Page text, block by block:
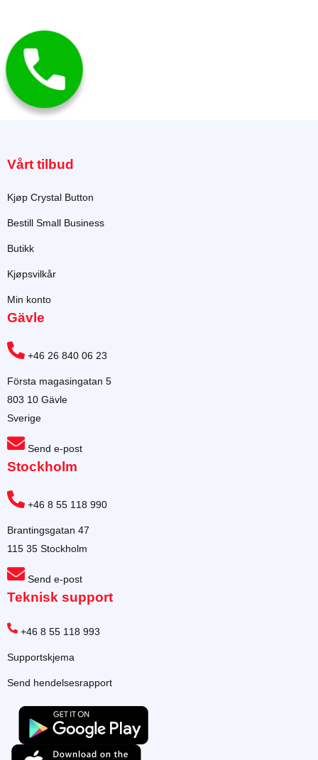
Vårt tilbud
Kjøp Crystal Button
Bestill Small Business
Butikk
Kjøpsvilkår
Min konto
Gävle
+46 26 840 06 23
Första magasingatan 5
803 10 Gävle
Sverige
Send e-post
Stockholm
+46 8 55 118 990
Brantingsgatan 47
115 35 Stockholm
Send e-post
Teknisk support
+46 8 55 118 993
Supportskjema
Send hendelsesrapport